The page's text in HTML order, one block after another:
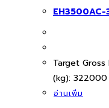
EH3500AC-
Target
(kg): 322000
อ่านเพิ่ม